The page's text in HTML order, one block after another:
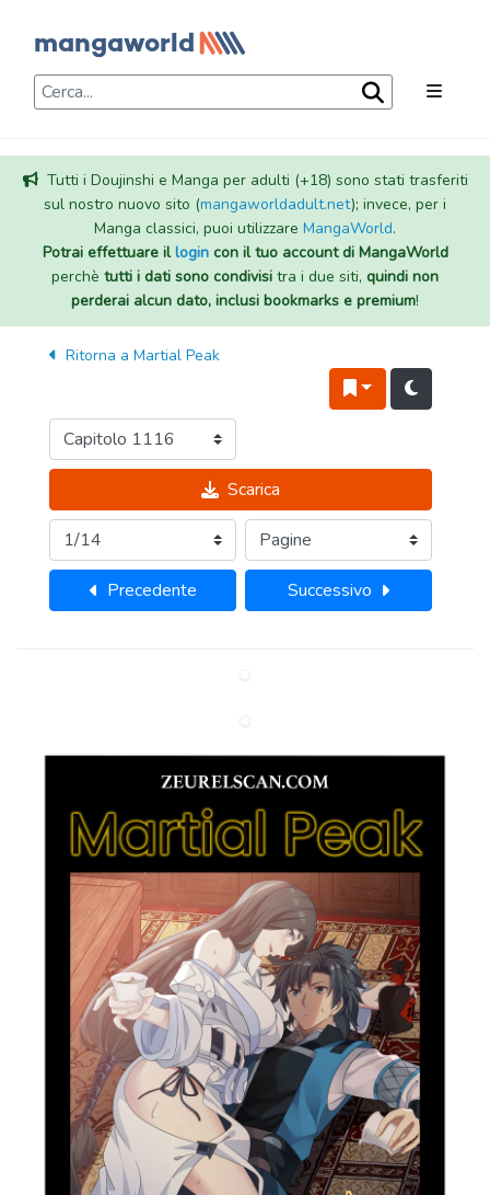
Tutti i Doujinshi e Manga per adulti (+18) sono stati trasferiti
sul nostro nuovo sito (mangaworldadult.net); invece, per i
Manga classici, puoi utilizzare MangaWorld.
Potrai effettuare illogincon il tuo account di MangaWorld
perchè tutti i dati sono condivisi tra i due siti, quindi non
perderai alcun dato, inclusi bookmarks e premium!
Ritorna a Martial Peak
Scarica
Precedente Successivo